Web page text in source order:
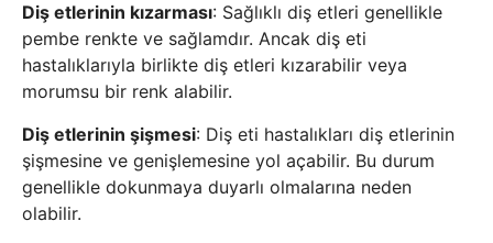
Diş etlerinin kızarması: Sağlıklı diş etleri genellikle
pembe renkte ve sağlamdır. Ancak diş eti
hastalıklarıyla birlikte diş etleri kızarabilir veya
morumsu bir renk alabilir.
Diş etlerinin şişmesi: Diş eti hastalıkları diş etlerinin
şişmesine ve genişlemesine yol açabilir. Bu durum
genellikle dokunmaya duyarlı olmalarına neden
olabilir.